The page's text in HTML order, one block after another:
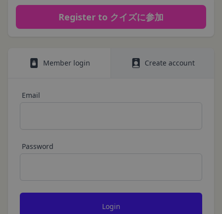
Register to クイズに参加
Member login Create account
Email
Password
法令によります。
当社が取得する情報および取得方法
す。）をご提供いただく場合があります。
メールアドレス、電話番号、住所等連絡先に関する
入力フォームその他当社が定める方法を通じてお客
お客様が、端末または携帯端末上で当社のサービス
を利用する場合、当社は、端末識別子およびIPアド
第1条（定義）
本規約において、次の各号に掲げる用語の意義は、
当該各号に定めるところによるものとします。
利用できるすべてのサービスをいいます。
本利用規約に基づく利用契約を当社と締結している
方をいいます。
本利用規約に基づき、契約者が本サービスの利用を
す。なお、利用者は契約者の事業のために本サービ
「会員」
本規約の内容の全てを承認いただいた上、本サービ
ス所定の手続きに従い会員登録を申請し、当社がこ
Redeem a gift card.
For how to use Amazon Gift Cards, please contact
Amazon Customer Service (0120-999-373 / 24 hours).